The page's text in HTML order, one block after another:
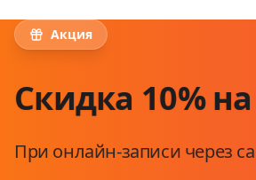
Акция
Скидка 10%
При онлайн-записи через